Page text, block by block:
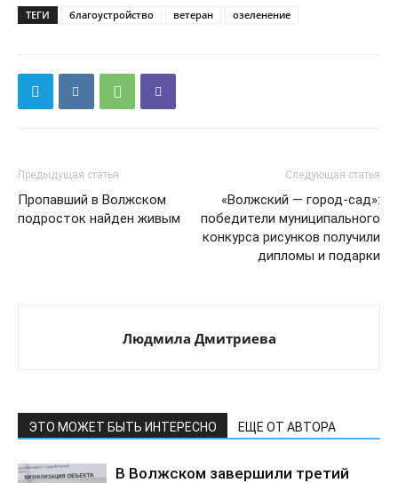
ТЕГИ благоустройство ветеран озеленение
Предыдущая статья
Пропавший в Волжском
подросток найден живым
Следующая статья
«Волжский — город-сад»:
победители муниципального
конкурса рисунков получили
дипломы и подарки
Людмила Дмитриева
ЭТО МОЖЕТ БЫТЬ ИНТЕРЕСНО ЕЩЕ ОТ АВТОРА
В Волжском завершили третий